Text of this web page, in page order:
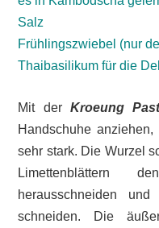
Salz
Frühlingszwiebel (nur
Thaibasilikum für die
Mit der Kroeung
Handschuhe
sehr stark. Die Wurzel
Limettenblättern
herausschneiden
schneiden. Die